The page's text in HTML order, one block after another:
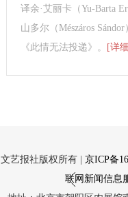
译余·艾丽卡（Yu-Barta
山多尔（Mészáros
《此情无法投递》。
[详
文艺报社版权所有 | 京ICP备
联网新闻信息